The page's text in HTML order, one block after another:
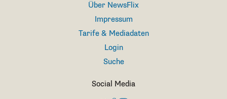
Über NewsFlix
Impressum
Tarife & Mediadaten
Login
Suche
Social Media